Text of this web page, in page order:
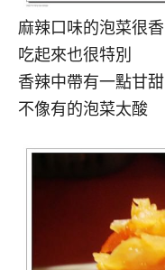
麻辣口味的泡菜很香
吃起來也很特別
香辣中帶有一點甘甜
不像有的泡菜太酸